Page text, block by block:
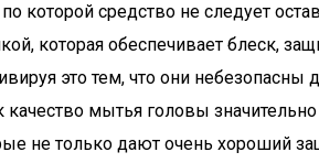
которой средство не следует
обеспечивает блеск,
это тем, что они
мытья головы
не только дают очень хороший